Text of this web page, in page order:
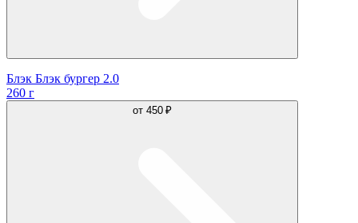
Блэк Блэк бургер 2.0
260 г
от 450 ₽